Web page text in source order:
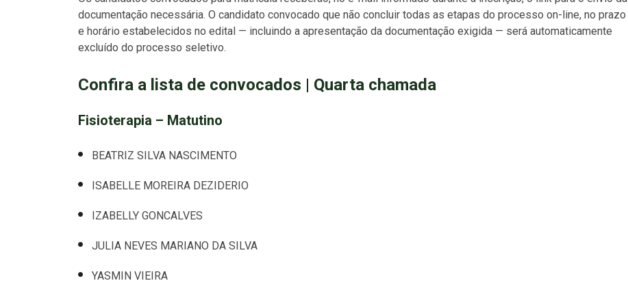
documentação necessária. O candidato convocado que não concluir todas as etapas do processo on-line, no prazo
e horário estabelecidos no edital — incluindo a apresentação da documentação exigida — será automaticamente
excluído do processo seletivo.
Confira a lista de convocados | Quarta chamada
Fisioterapia – Matutino
BEATRIZ SILVA NASCIMENTO
ISABELLE MOREIRA DEZIDERIO
IZABELLY GONCALVES
JULIA NEVES MARIANO DA SILVA
YASMIN VIEIRA